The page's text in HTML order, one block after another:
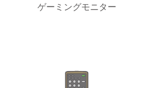
ゲーミングモニター